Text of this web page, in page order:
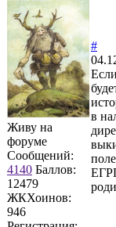
Живу на
форуме
Сообщений:
4140 Баллов:
12479
ЖКХоинов:
946
#
в